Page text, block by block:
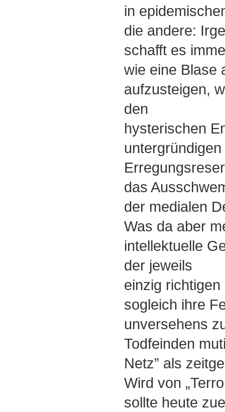
in
die andere:
schafft es
wie eine Blase
aufzusteigen,
den
hysterischen
untergründigen
das
der medialen
Was da aber
intellektuelle
der jeweils
einzig
sogleich ihre
unversehens
Todfeinden
Netz” als
Wird von
sollte heute